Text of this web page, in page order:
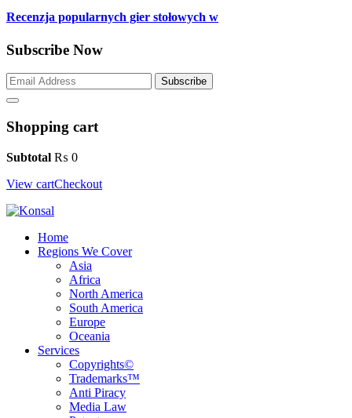
Recenzja popularnych gier stołowych w
Subscribe Now
Subscribe
Shopping cart
Subtotal ₨ 0
View cartCheckout
Home
Regions We Cover
Asia
Africa
North America
South America
Europe
Oceania
Services
Copyrights©
Trademarks™
Anti Piracy
Media Law